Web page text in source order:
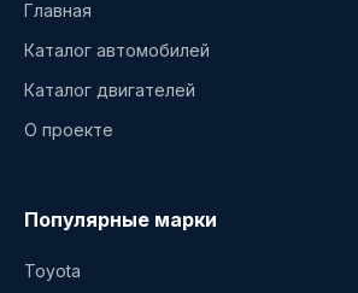
Главная
Каталог автомобилей
Каталог двигателей
О проекте
Популярные марки
Toyota